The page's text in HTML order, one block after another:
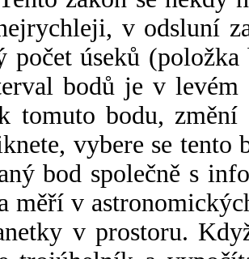
v odsluní
počet úseků
bodů je v
tomuto bodu,
vybere se tento
bod společně s
měří v
v prostoru.